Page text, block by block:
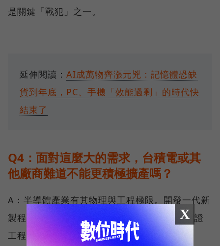
是關鍵「戰犯」之一。
延伸閱讀： AI成萬物齊漲元兇：記憶體恐缺
貨到年底，PC、手機「效能過剩」的時代快
結束了
Q4：面對這麼大的需求，台積電或其
他廠商難道不能更積極擴產嗎？
A：半導體產業有其物理與工程極限。開發一代新
製程通常需要至少五年時間：兩年在實驗室驗證
工程可行性，兩年在工廠與客戶（如蘋果、
X